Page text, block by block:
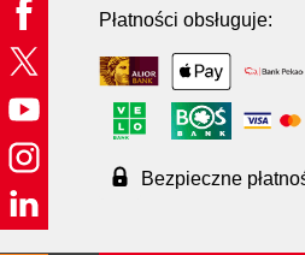
Płatności obsługuje:
Bezpieczne